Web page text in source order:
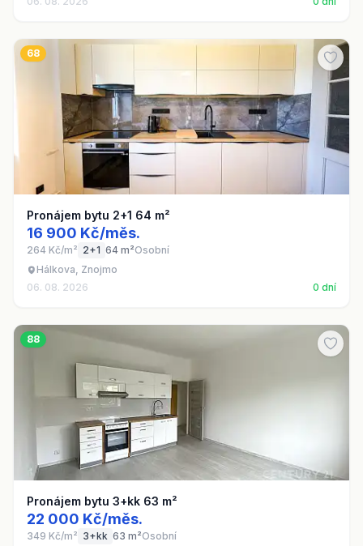
68
Pronájem bytu 2+1 64 m²
16 900 Kč/měs.
264 Kč/m² 2+1 64 m²Osobní
Hálkova, Znojmo
06. 08. 2026
0 dní
88
Pronájem bytu 3+kk 63 m²
22 000 Kč/měs.
349 Kč/m² 3+kk 63 m²Osobní